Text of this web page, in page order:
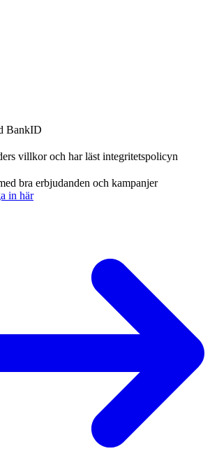
BankID
villkoroch har läst integritetspolicyn
bra erbjudanden och kampanjer
in här